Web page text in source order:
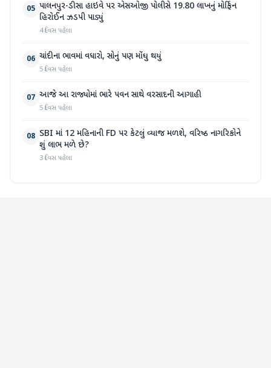
05 પાલનપુર-ડીસા હાઇવે પર એસઓજી પોલીસે 19.80 લાખનું મોર્ફિન
હિરોઈન ઝડપી પાડ્યું
4 દિવસ પહેલા
06 ચાંદીના ભાવમાં વધારો, સોનું પણ મોંઘુ થયું
5 દિવસ પહેલા
07 આજે આ રાજ્યોમાં ભારે પવન સાથે વરસાદની આગાહી
5 દિવસ પહેલા
08 SBI માં 12 મહિનાની FD પર કેટલું વ્યાજ મળશે, વરિષ્ઠ નાગરિકોને
શું લાભ મળે છે?
3 દિવસ પહેલા